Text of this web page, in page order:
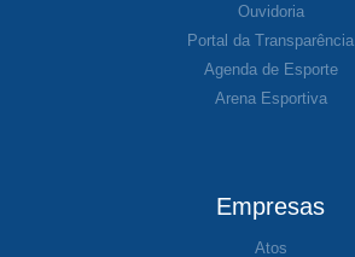
Ouvidoria
Portal da Transparência
Agenda de Esporte
Arena Esportiva
Empresas
Atos